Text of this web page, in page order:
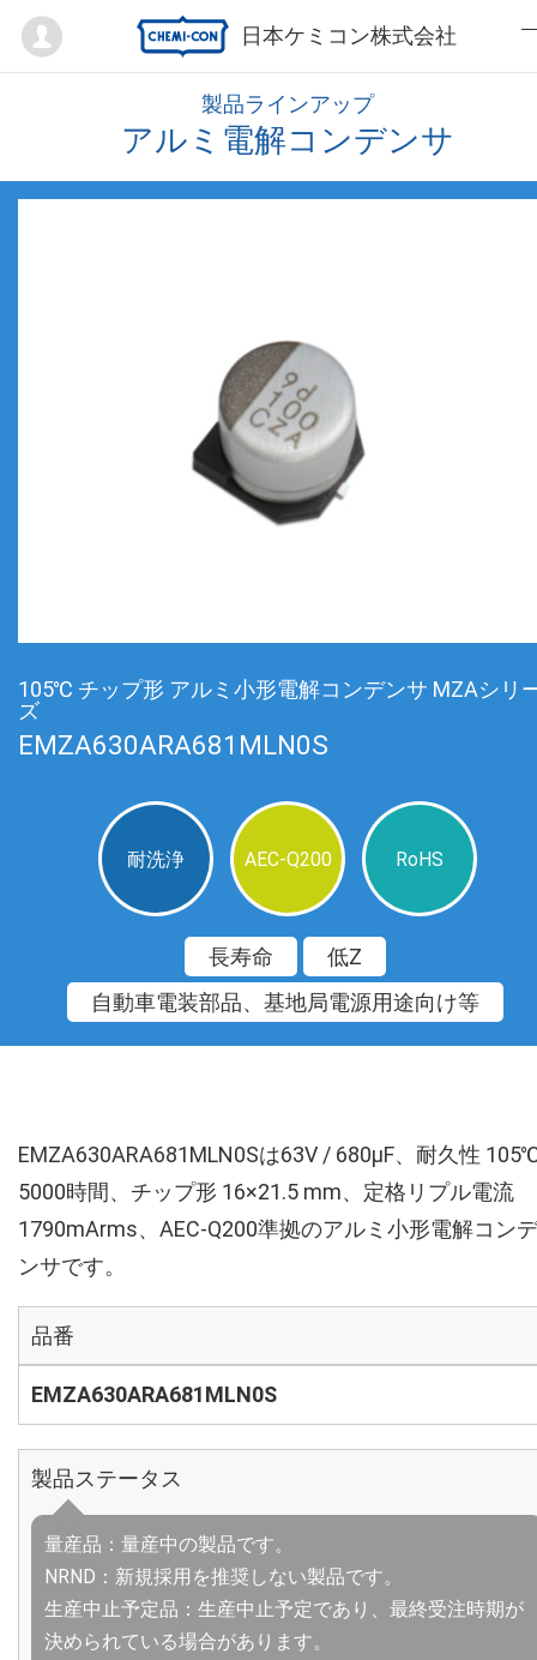
日本ケミコン株式会社
Mypage
製品ラインアップ
アルミ電解コンデンサ
105℃ チップ形 アルミ小形電解コンデンサ MZAシリ
ズ
EMZA630ARA681MLN0S
耐洗浄 AEC-Q200 RoHS
長寿命
低Z
自動車電装部品、基地局電源用途向け等
EMZA630ARA681MLN0Sは63V / 680µF、耐久性
5000時間、チップ形 16×21.5 mm、定格リプル電流
1790mArms、AEC-Q200準拠のアルミ小形電解コンデ
ンサです。
品番
EMZA630ARA681MLN0S
製品ステータス
量産品：量産中の製品です。
NRND：新規採用を推奨しない製品です。
生産中止予定品：生産中止予定であり、最終受注時期が
決められている場合があります。